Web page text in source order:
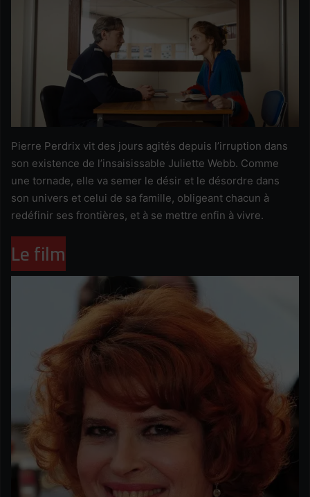
Pierre Perdrix vit des jours agités depuis l’irruption dans
son existence de l’insaisissable Juliette Webb. Comme
une tornade, elle va semer le désir et le désordre dans
son univers et celui de sa famille, obligeant chacun à
redéfinir ses frontières, et à se mettre enfin à vivre.
Le film